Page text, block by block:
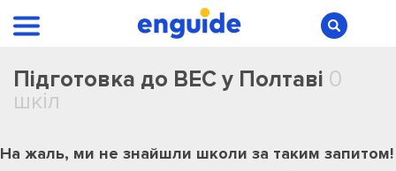
Підготовка до BEC у Полтаві 0
шкіл
На жаль, ми не знайшли школи за таким запитом!